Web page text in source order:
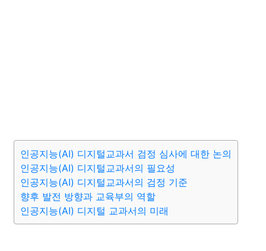
인공지능(AI) 디지털교과서 검정 심사에 대한 논의
인공지능(AI) 디지털교과서의 필요성
인공지능(AI) 디지털교과서의 검정 기준
향후 발전 방향과 교육부의 역할
인공지능(AI) 디지털 교과서의 미래